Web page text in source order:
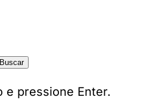
Buscar
e pressione Enter.